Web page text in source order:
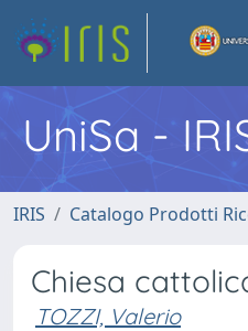
UniSa -
IRIS Catalogo Prodotti
Chiesa
TOZZI, Valerio